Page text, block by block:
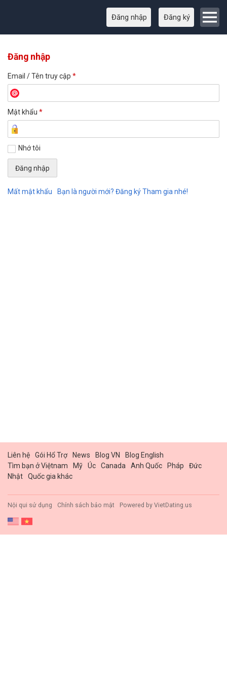
Đăng nhập Đăng ký
Đăng nhập
Email / Tên truy cập *
Mật khẩu *
Nhớ tôi
Mất mật khẩu Bạn là người mới? Đăng ký Tham gia nhé!
Liên hệ Gói Hổ Trợ News Blog VN
Blog English
Tìm bạn ở Việtnam
Mỹ Úc Canada Anh Quốc Pháp
Đức
Nhật
Quốc gia khác
Nội qui sử dụng Chính sách bảo mật Powered by VietDating.us